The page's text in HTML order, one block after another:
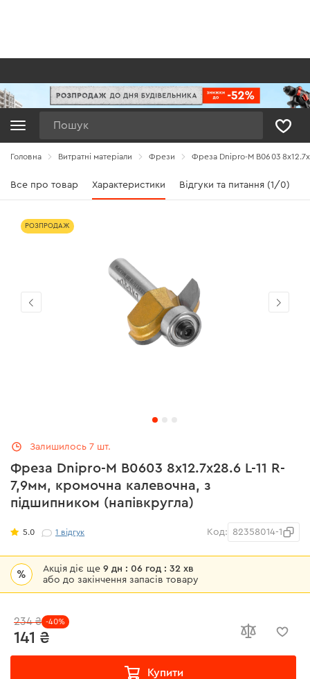
Головна Витратні матеріали Фрези Фреза Dnipro-M В0603
Все про товар Характеристики Відгуки та питання (1/0)
Фреза Dnipro-M В0603 8x12.7х28.6 L-11 R-
7,9мм, кромочна калевочна, з
підшипником (напівкругла)
5.0 1 відгук Код: 82358014-1
% Акція діє ще9 дн : 06 год : 32 хв
або до закінчення запасів товару
141 ₴
234 ₴ -40%
Купити
Залишилось 7 шт.
РОЗПРОДАЖ